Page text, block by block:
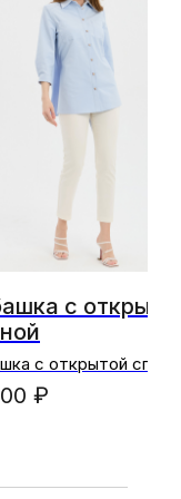
с
с открытой
₽